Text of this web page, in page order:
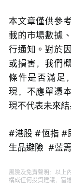
本文章僅供參
載的市場數據
行通知。對於
或損害，我們
條件是否滿足
現，不應單憑
現不代表未來結
#港股 #恆指 #
生品避險  #藍
風險及免責聲明：以上
構成任何投資建議，富